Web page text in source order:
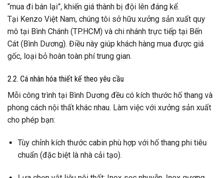
“mua đi bán lại”, khiến giá thành bị đội lên đáng kể.
Tại Kenzo Việt Nam, chúng tôi sở hữu xưởng sản xuất quy
mô tại Bình Chánh (TP.HCM) và chi nhánh trực tiếp tại Bến
Cát (Bình Dương). Điều này giúp khách hàng mua được giá
gốc, loại bỏ hoàn toàn phí trung gian.
2.2. Cá nhân hóa thiết kế theo yêu cầu
Mỗi công trình tại Bình Dương đều có kích thước hố thang và
phong cách nội thất khác nhau. Làm việc với xưởng sản xuất
cho phép bạn:
Tùy chỉnh kích thước cabin phù hợp với hố thang phi tiêu
chuẩn (đặc biệt là nhà cải tạo).